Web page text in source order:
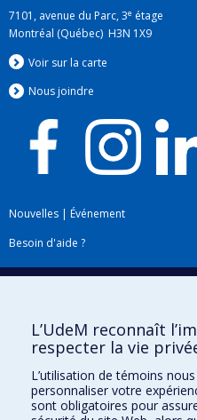
7101, avenue du Parc, 3e étage
Montréal (Québec) H3N 1X9
Voir sur la carte
Nous joindre
Nouvelles | Événement
Besoin d'aide ?
Plan du site|Accessibilité
Téléchargez les logos de l'ESPUM
L’UdeM reconnaît
respecter la vie
L’utilisation de témoins
personnaliser votre
sont obligatoires pour